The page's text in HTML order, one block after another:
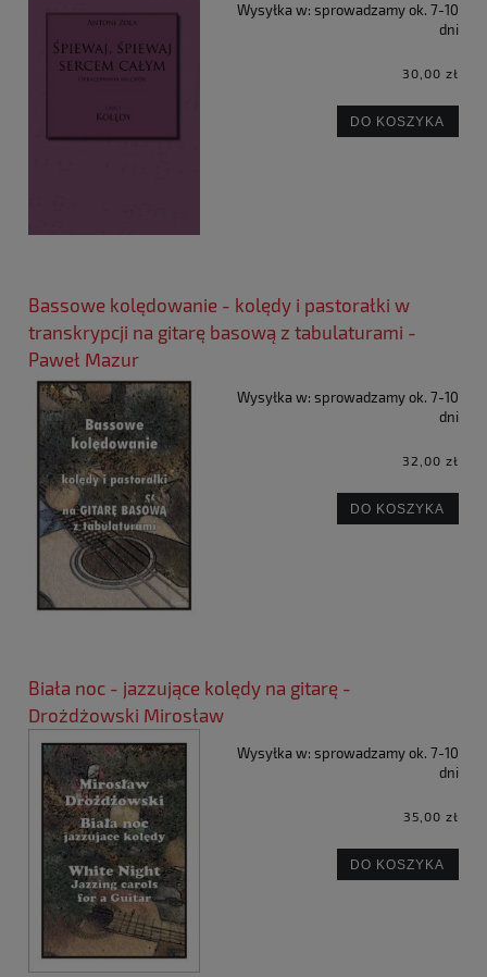
Wysyłka w: sprowadzamy ok. 7-10
dni
30,00 zł
DO KOSZYKA
Bassowe kolędowanie - kolędy i pastorałki w
transkrypcji na gitarę basową z tabulaturami -
Paweł Mazur
Wysyłka w: sprowadzamy ok. 7-10
dni
32,00 zł
DO KOSZYKA
Biała noc - jazzujące kolędy na gitarę -
Drożdżowski Mirosław
Wysyłka w: sprowadzamy ok. 7-10
dni
35,00 zł
DO KOSZYKA